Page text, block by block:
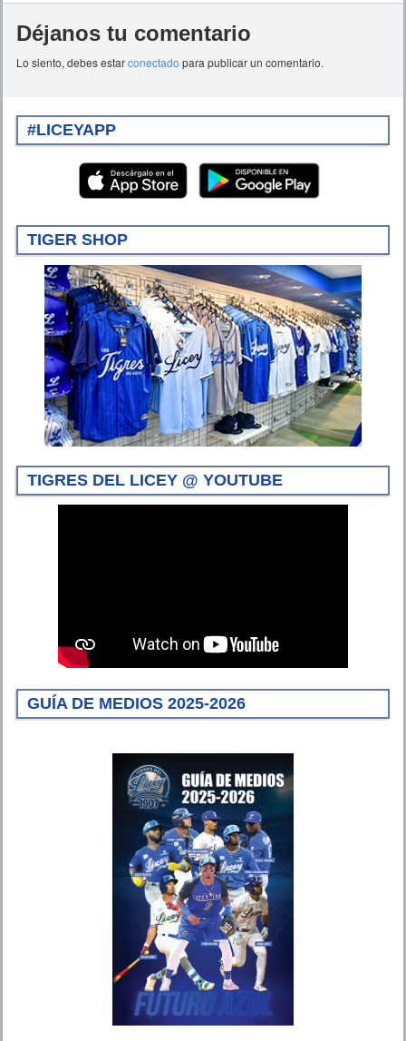
Déjanos tu comentario
Lo siento, debes estarconectado para publicar un comentario.
#LICEYAPP
TIGER SHOP
TIGRES DEL LICEY @ YOUTUBE
GUÍA DE MEDIOS 2025-2026